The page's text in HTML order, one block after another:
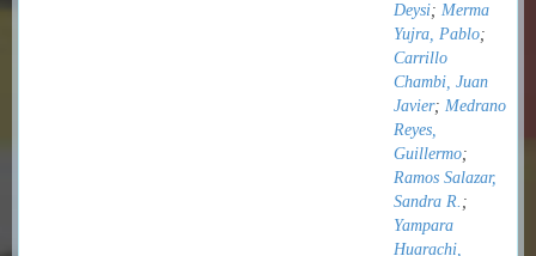
Deysi; Merma
Yujra, Pablo;
Carrillo
Chambi, Juan
Javier; Medrano
Reyes,
Guillermo;
Ramos Salazar,
Sandra R. ;
Yampara
Huarachi,